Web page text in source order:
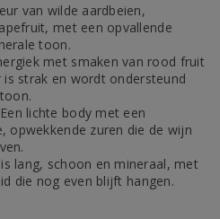
van wilde aardbeien,
met een opvallende
toon.
met smaken van rood fruit
strak en wordt ondersteund
Een lichte body met een
opwekkende zuren die de wijn
lang, schoon en mineraal, met
die nog even blijft hangen.